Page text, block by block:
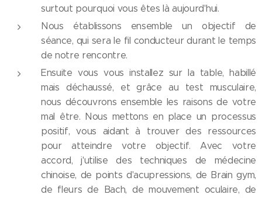
surtout pourquoi vous êtes là aujourd'hui.
Nous établissons ensemble un objectif de
séance, qui sera le fil conducteur durant le temps
de notre rencontre.
Ensuite vous vous installez sur la table, habillé
mais déchaussé, et grâce au test musculaire,
nous découvrons ensemble les raisons de votre
mal être. Nous mettons en place un processus
positif, vous aidant à trouver des ressources
pour atteindre votre objectif. Avec votre
accord, j'utilise des techniques de médecine
chinoise, de points d'acupressions, de Brain gym,
de fleurs de Bach, de mouvement oculaire, de